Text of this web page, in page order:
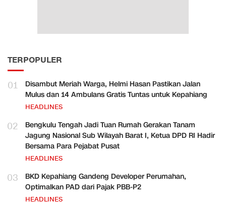
TERPOPULER
01
Disambut Meriah Warga, Helmi Hasan Pastikan Jalan
Mulus dan 14 Ambulans Gratis Tuntas untuk Kepahiang
HEADLINES
02
Bengkulu Tengah Jadi Tuan Rumah Gerakan Tanam
Jagung Nasional Sub Wilayah Barat I, Ketua DPD RI Hadir
Bersama Para Pejabat Pusat
HEADLINES
03
BKD Kepahiang Gandeng Developer Perumahan,
Optimalkan PAD dari Pajak PBB-P2
HEADLINES